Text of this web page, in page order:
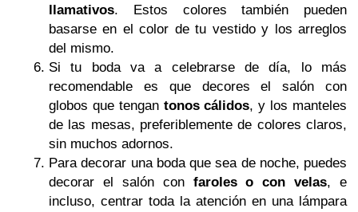
llamativos. Estos colores también pueden
basarse en el color de tu vestido y los arreglos
del mismo.
Si tu boda va a celebrarse de día, lo más
recomendable es que decores el salón con
globos que tengan tonos cálidos, y los manteles
de las mesas, preferiblemente de colores claros,
sin muchos adornos.
Para decorar una boda que sea de noche, puedes
decorar el salón con faroles o con velas, e
incluso, centrar toda la atención en una lámpara